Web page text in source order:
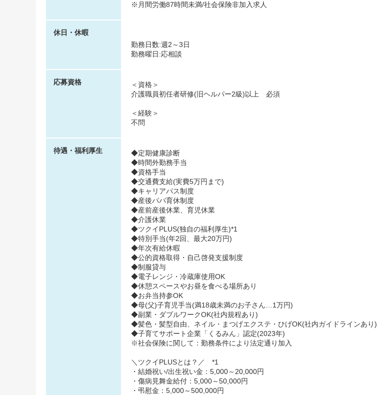
※月間労働87時間未満/社会保険非加入求人
休日・休暇
勤務日数:週2～3日
勤務曜日:応相談
応募資格
＜資格＞
介護職員初任者研修(旧ヘルパー2級)以上 必須
＜経験＞
不問
待遇・福利厚生
◆定期健康診断
◆時間外勤務手当
◆資格手当
◆交通費支給(実費5万円まで)
◆キャリアパス制度
◆産後パパ育休制度
◆産前産後休業、育児休業
◆介護休業
◆ツクイPLUS(独自の福利厚生)*1
◆特別手当(年2回、最大20万円)
◆年次有給休暇
◆公的資格取得・自己啓発支援制度
◆制服貸与
◆電子レンジ・冷蔵庫使用OK
◆休憩スペースやお昼を食べる場所あり
◆お弁当持参OK
◆母(父)子育児手当(満18歳未満のお子さん…1万円)
◆副業・ダブルワークOK(社内規程あり)
◆髪色・髪型自由、ネイル・まつげエクステ・ひげOK(社内ガイドラインあり)
◆子育てサポート企業「くるみん」認定(2023年)
※社会保険に関して：勤務条件により法定通り加入
＼ツクイPLUSとは？／ *1
・結婚祝い/出生祝い金：5,000～20,000円
・傷病見舞金給付：5,000～50,000円
・弔慰金：5,000～500,000円